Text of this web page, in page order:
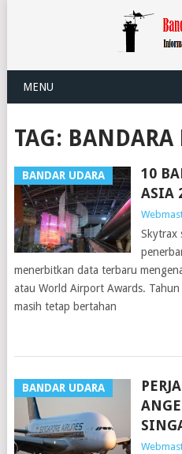
MENU
TAG: BANDARA
BANDAR UDARA
10
ASIA
Skytrax
menerbitkan data terbaru
atau World Airport Awards.
masih tetap bertahan
BANDAR UDARA